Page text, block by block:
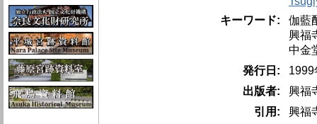
キーワード:
伽藍
興福
中金
発行日:
1999
出版者:
興福
引用:
興福